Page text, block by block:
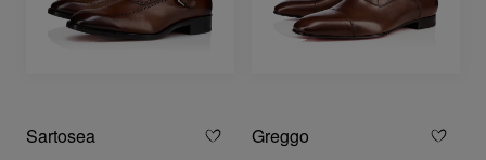
Sartosea Greggo